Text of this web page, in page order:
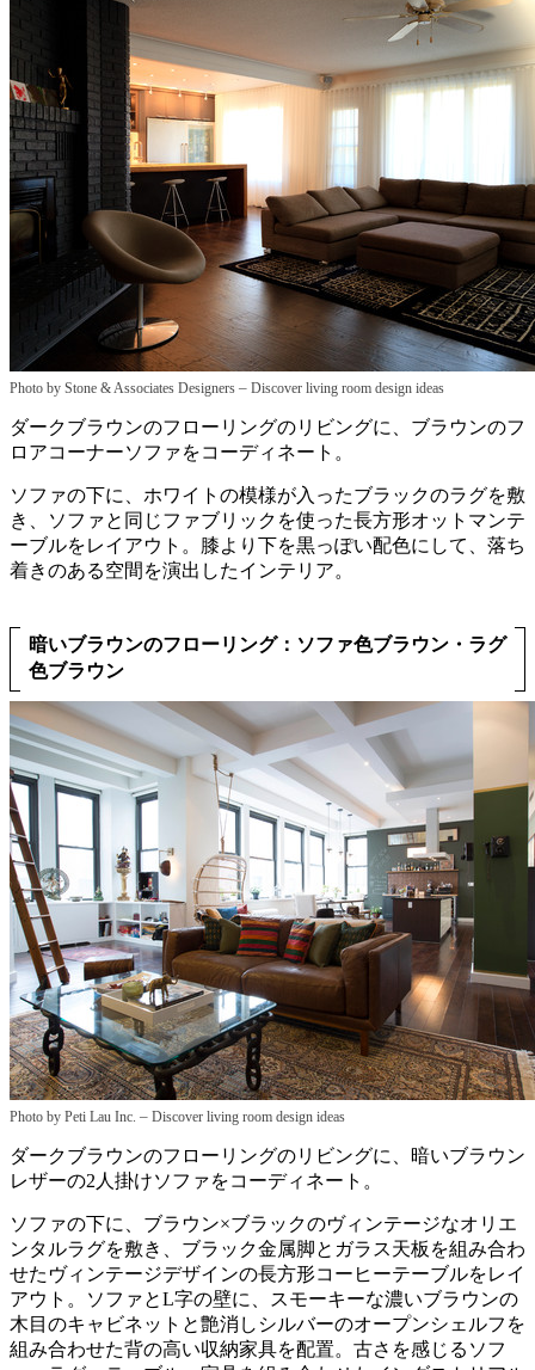
Photo by Stone & Associates Designers – Discover living room design ideas
ダークブラウンのフローリングのリビングに、ブラウンのフ
ロアコーナーソファをコーディネート。
ソファの下に、ホワイトの模様が入ったブラックのラグを敷
き、ソファと同じファブリックを使った長方形オットマンテ
ーブルをレイアウト。膝より下を黒っぽい配色にして、落ち
着きのある空間を演出したインテリア。
暗いブラウンのフローリング：ソファ色ブラウン・ラグ
色ブラウン
Photo by Peti Lau Inc. – Discover living room design ideas
ダークブラウンのフローリングのリビングに、暗いブラウン
レザーの2人掛けソファをコーディネート。
ソファの下に、ブラウン×ブラックのヴィンテージなオリエ
ンタルラグを敷き、ブラック金属脚とガラス天板を組み合わ
せたヴィンテージデザインの長方形コーヒーテーブルをレイ
アウト。ソファとL字の壁に、スモーキーな濃いブラウンの
木目のキャビネットと艶消しシルバーのオープンシェルフを
組み合わせた背の高い収納家具を配置。古さを感じるソフ